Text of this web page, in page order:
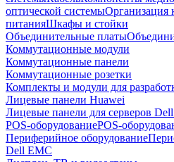
оптической системыОрганизация
питанияШкафы и стойки
Объединительные платы
Коммутационные модули
Коммутационные панели
Коммутационные розетки
Комплекты и модули для
Лицевые панели Huawei
Лицевые панели для серверов
POS-оборудованиеPOS-
Периферийное оборудование
Dell EMC